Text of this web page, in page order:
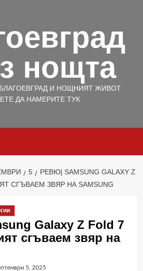
нощта
И НОЩНИЯТ ЖИВОТ
ДА НАМЕРИТЕ ТУК
5
РЕВЮ| SAMSUNG GALAXY Z
СГЪВАЕМ ЗВЯР НА SAMSUNG
Galaxy Z Fold 7
сгъваем звяр на
5, 2025